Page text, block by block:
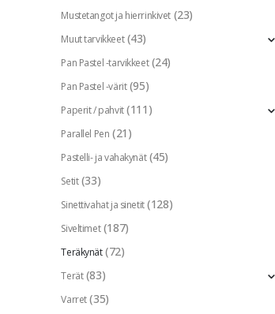
Mustetangot ja hierrinkivet (23)
Muut tarvikkeet (43)
Pan Pastel -tarvikkeet (24)
Pan Pastel -värit (95)
Paperit / pahvit (111)
Parallel Pen (21)
Pastelli- ja vahakynät (45)
Setit (33)
Sinettivahat ja sinetit (128)
Siveltimet (187)
Teräkynät (72)
Terät (83)
Varret (35)